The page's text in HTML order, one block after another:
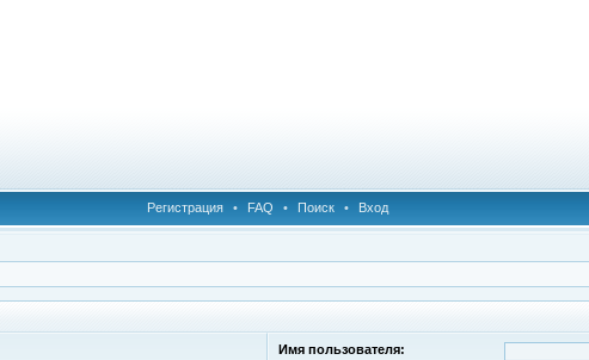
Регистрация • FAQ • Поиск • Вход
Имя пользователя: